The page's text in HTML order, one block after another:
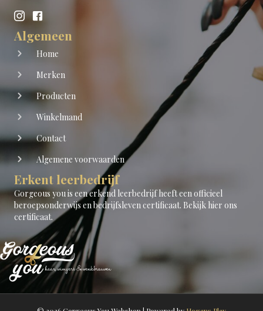
Algemeen
Home
Merken
Producten
Winkelmand
Contact
Algemene voorwaarden
Erkent leerbedrijf
Gorgeous you is een erkend leerbedrijf heeft een officieel
beroepsonderwijs en bedrijfsleven certificaat. Bekijk hier ons
certificaat.